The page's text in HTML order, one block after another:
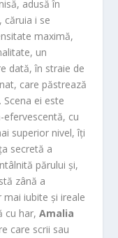
adusă în
căruia i se
maximă,
un
dată, în straie de
care păstrează
ei este
efervescentă, cu
superior nivel, îți
secretă a
părului și,
zână a
iubite și ireale
cu har,Amalia
care scrii sau